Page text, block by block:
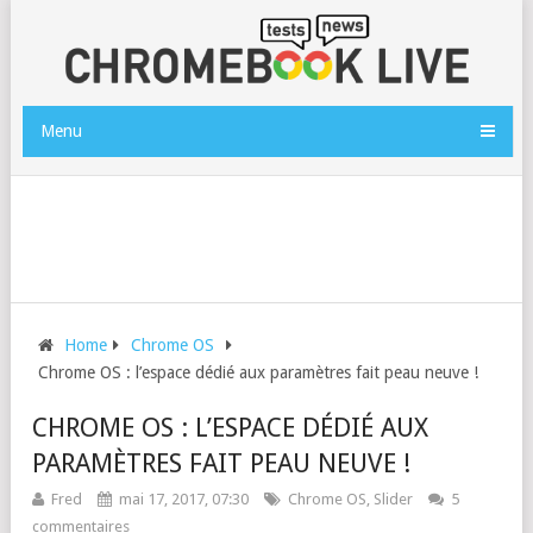
Menu
Home
Chrome OS
Chrome OS : l’espace dédié aux paramètres fait peau neuve !
CHROME OS : L’ESPACE DÉDIÉ AUX
PARAMÈTRES FAIT PEAU NEUVE !
Fred mai 17, 2017, 07:30 Chrome OS, Slider
5
commentaires